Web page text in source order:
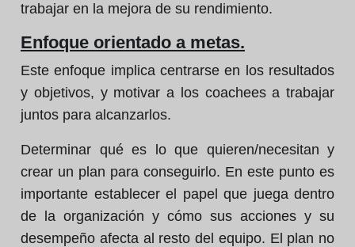
trabajar en la mejora de su rendimiento.
Enfoque orientado a metas.
Este enfoque implica centrarse en los resultados
y objetivos, y motivar a los coachees a trabajar
juntos para alcanzarlos.
Determinar qué es lo que quieren/necesitan y
crear un plan para conseguirlo. En este punto es
importante establecer el papel que juega dentro
de la organización y cómo sus acciones y su
desempeño afecta al resto del equipo. El plan no